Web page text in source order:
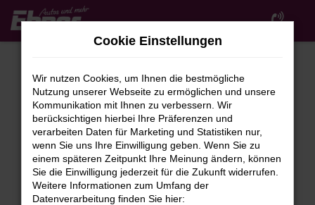
Zum
Hauptinhalt
FEHLER: NETWORK ERROR
Beim Laden ist ein Fehler aufgetreten.
Hier sind ein paar Tipps, die dir helfen können:
Cookie Einstellungen
Wir nutzen Cookies, um Ihnen die bestmögliche
Nutzung unserer Webseite zu ermöglichen und unsere
Kommunikation mit Ihnen zu verbessern. Wir
berücksichtigen hierbei Ihre Präferenzen und
verarbeiten Daten für Marketing und Statistiken nur,
wenn Sie uns Ihre Einwilligung geben. Wenn Sie zu
einem späteren Zeitpunkt Ihre Meinung ändern, können
Sie die Einwilligung jederzeit für die Zukunft widerrufen.
Weitere Informationen zum Umfang der
Datenverarbeitung finden Sie hier: